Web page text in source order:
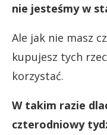
nie jesteśmy w
Ale jak nie masz
kupujesz tych
korzystać.
W takim razie
czterodniowy